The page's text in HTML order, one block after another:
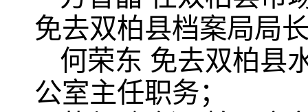
免去双柏县档案局局
何荣东 免去双柏县
公室主任职务；